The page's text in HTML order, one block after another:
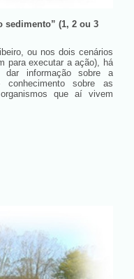
sedimento” (1, 2 ou 3
ou nos dois cenários
para executar a ação), há
dar informação sobre a
conhecimento sobre as
que aí vivem